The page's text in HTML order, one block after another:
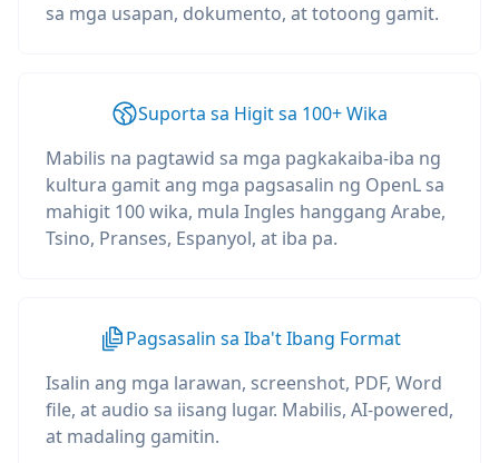
sa mga usapan, dokumento, at totoong gamit.
Suporta sa Higit sa 100+ Wika
Mabilis na pagtawid sa mga pagkakaiba-iba ng
kultura gamit ang mga pagsasalin ng OpenL sa
mahigit 100 wika, mula Ingles hanggang Arabe,
Tsino, Pranses, Espanyol, at iba pa.
Pagsasalin sa Iba't Ibang Format
Isalin ang mga larawan, screenshot, PDF, Word
file, at audio sa iisang lugar. Mabilis, AI-powered,
at madaling gamitin.